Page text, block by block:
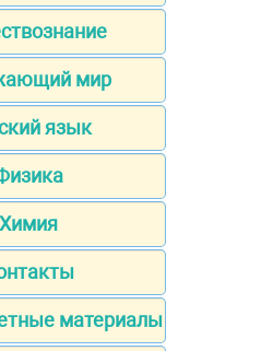
мир
язык
Химия
материалы